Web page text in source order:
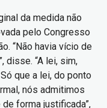
da medida não
pelo Congresso
“Não havia vício de
disse. “A lei, sim,
que a lei, do ponto
nós admitimos
forma justificada”,